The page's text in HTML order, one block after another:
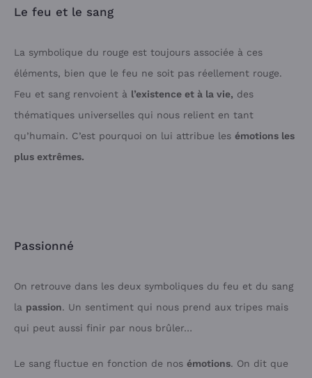
Le feu et le sang
La symbolique du rouge est toujours associée à ces
éléments, bien que le feu ne soit pas réellement rouge.
Feu et sang renvoient à l’existence et à la vie, des
thématiques universelles qui nous relient en tant
qu’humain. C’est pourquoi on lui attribue les émotions les
plus extrêmes.
Passionné
On retrouve dans les deux symboliques du feu et du sang
la passion. Un sentiment qui nous prend aux tripes mais
qui peut aussi finir par nous brûler…
Le sang fluctue en fonction de nos émotions. On dit que